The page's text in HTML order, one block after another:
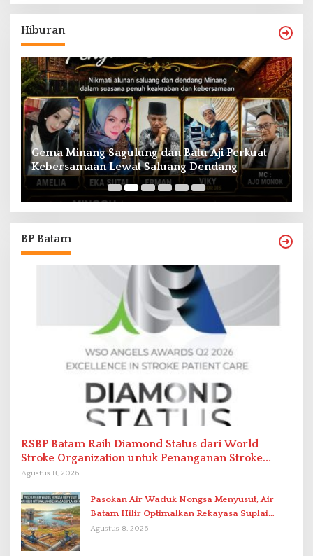
Hiburan
Gema Minang Sagulung dan Batu Aji Perkuat
Kebersamaan Lewat Saluang Dendang
BP Batam
RSBP Batam Raih Diamond Status dari World
Stroke Organization untuk Penanganan Stroke
Berstandar Internasional
Agustus 8, 2026
Pasokan Air Waduk Nongsa Menyusut, Air
Batam Hilir Optimalkan Rekayasa Suplai
Antar-IPAM
Agustus 8, 2026